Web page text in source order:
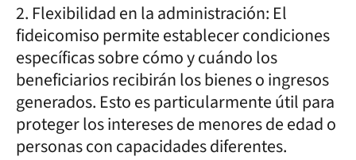
2. Flexibilidad en la administración: El
fideicomiso permite establecer condiciones
específicas sobre cómo y cuándo los
beneficiarios recibirán los bienes o ingresos
generados. Esto es particularmente útil para
proteger los intereses de menores de edad o
personas con capacidades diferentes.